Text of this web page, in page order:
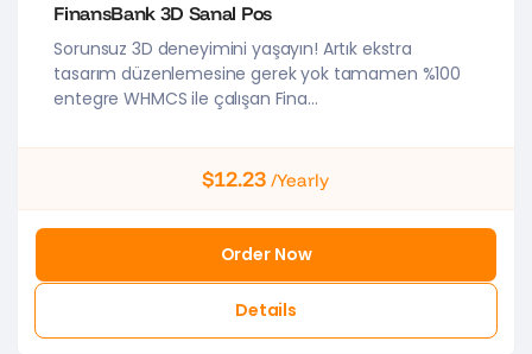
FinansBank 3D Sanal Pos
Sorunsuz 3D deneyimini yaşayın! Artık ekstra
tasarım düzenlemesine gerek yok tamamen %100
entegre WHMCS ile çalışan Fina...
$12.23 /Yearly
Order Now
Details